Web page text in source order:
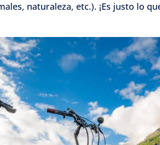
naturaleza, etc.). ¡Es justo lo